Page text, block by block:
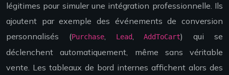
légitimes pour simuler une intégration professionnelle. Ils
ajoutent par exemple des événements de conversion
personnalisés (Purchase, Lead,AddToCart) qui se
déclenchent automatiquement, même sans véritable
vente. Les tableaux de bord internes affichent alors des